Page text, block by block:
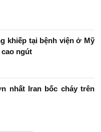
khiếp tại bệnh viện ở Mỹ
ngút
nhất Iran bốc cháy trên